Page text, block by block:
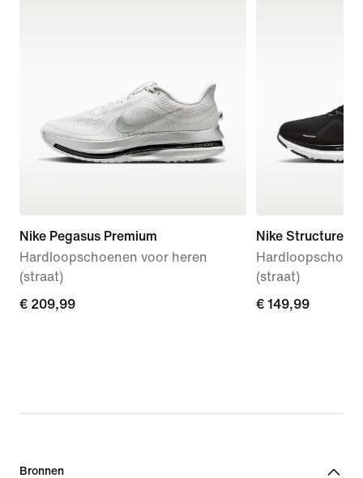
Nike Pegasus Premium
Hardloopschoenen voor heren
(straat)
€ 209,99
€ 209,99
Nike Structure 26
(straat)
€ 149,99
€ 149,99
Bronnen